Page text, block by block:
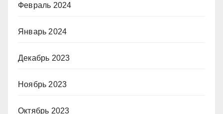
Февраль 2024
Январь 2024
Декабрь 2023
Ноябрь 2023
Октябрь 2023